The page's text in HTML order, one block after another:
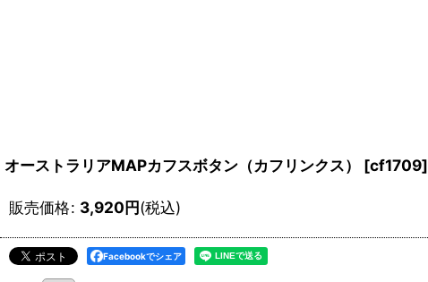
オーストラリアMAPカフスボタン（カフリンクス） [cf1709]
販売価格: 3,920円(税込)
Facebookでシェア